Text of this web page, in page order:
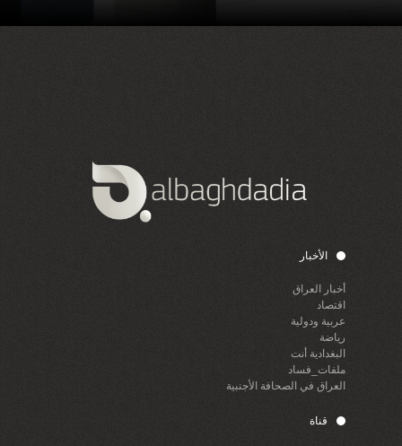
الأخبار
أخبار العراق
اقتصاد
عربية ودولية
رياضة
البغدادية أنت
ملفات_فساد
العراق في الصحافة الأجنبية
قناة